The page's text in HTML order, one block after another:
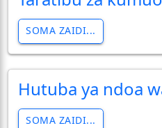
SOMA ZAIDI...
Hutuba ya ndoa
SOMA ZAIDI...